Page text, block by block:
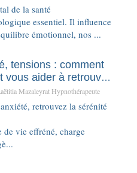
de la santé
essentiel. Il influence
émotionnel, nos ...
tensions : comment
vous aider à retrouver
Mazaleyrat Hypnothérapeute
retrouvez la sérénité
de vie effréné, charge